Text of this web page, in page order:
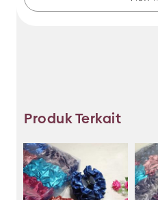
aksesoris rambut anak dan
;;;;;;;;;;;;;;;;;;;;;;;;;;;;;;;;;;;;
;;;
Produk Terkait